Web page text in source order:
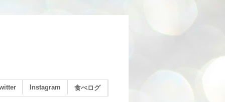
Instagram 食べログ